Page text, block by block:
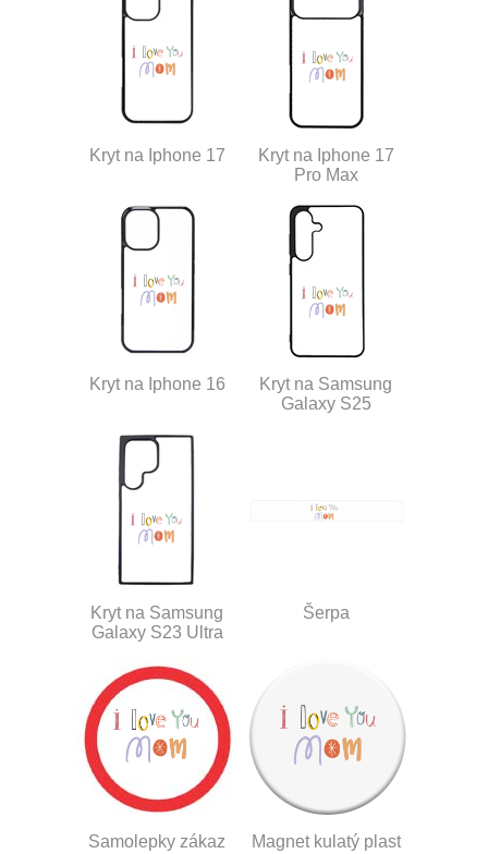
Kryt na Iphone 17
Kryt na Iphone 17
Pro Max
Kryt na Iphone 16
Kryt na Samsung
Galaxy S25
Kryt na Samsung
Galaxy S23 Ultra
Šerpa
Samolepky zákaz Magnet kulatý plast